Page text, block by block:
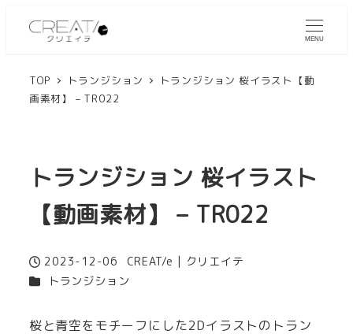
MENU
TOP トランジション
トランジション 桜イラスト【動
画素材】 – TR022
トランジション 桜イラスト
【動画素材】 – TR022
投稿日
2023-12-06
著
CREAT/e | クリエイテ
カテゴリー
トランジション
桜と青空をモチーフにした2Dイラストのトラン